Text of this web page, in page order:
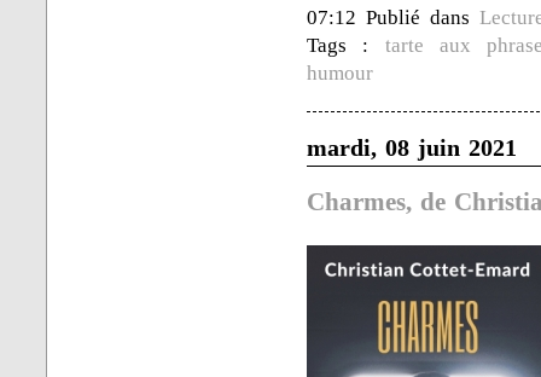
07:12 Publié dans
Tags : tarte aux
humour
mardi, 08 juin 2021
Charmes, de